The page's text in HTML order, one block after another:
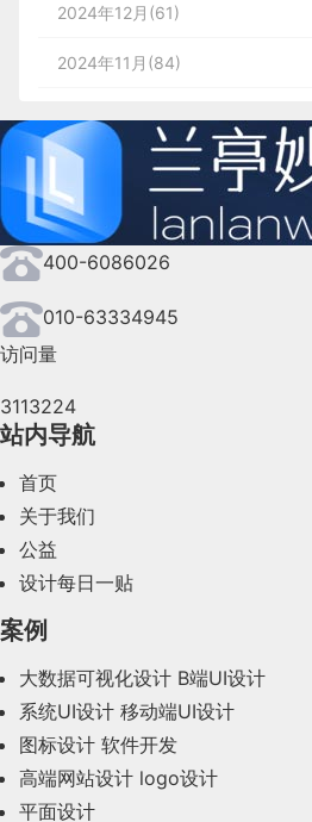
2024年12月(61)
2024年11月(84)
2024年9月(144)
2024年8月(164)
2024年7月(107)
2024年6月(63)
2024年4月(44)
2024年2月(58)
2023年10月(14)
2023年8月(88)
400-6086026
010-63334945
访问量
3113224
站内导航
首页
关于我们
公益
设计每日一贴
案例
大数据可视化设计 B端UI设计
系统UI设计 移动端UI设计
图标设计 软件开发
高端网站设计 logo设计
平面设计